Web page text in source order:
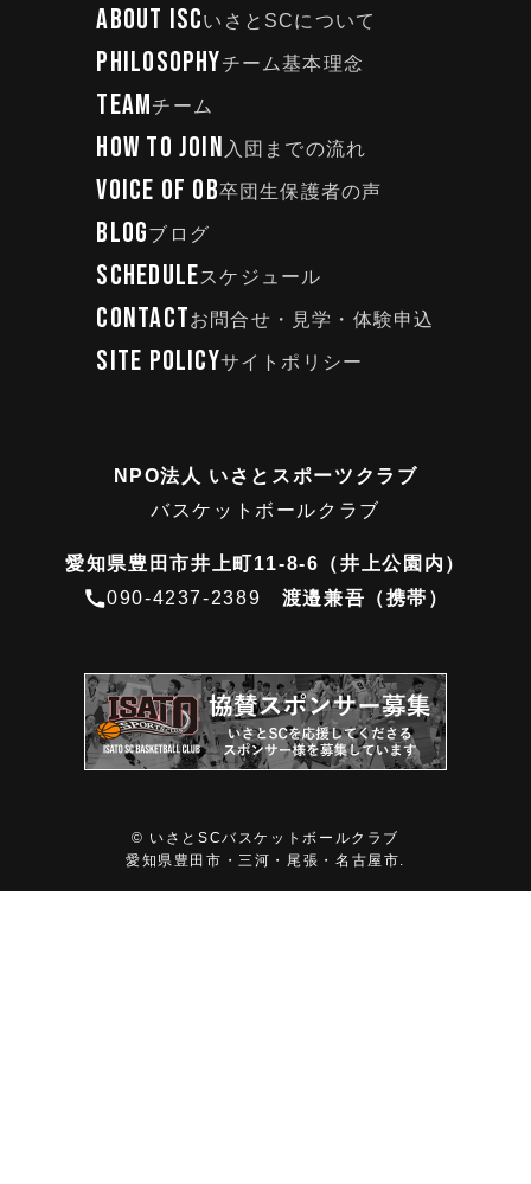
ABOUT ISCいさとSCについて
PHILOSOPHYチーム基本理念
TEAMチーム
HOW TO JOIN 入団までの流れ
VOICE OF OB卒団生保護者の声
BLOGブログ
SCHEDULEスケジュール
CONTACTお問合せ・見学・体験申込
SITE POLICYサイトポリシー
NPO法人 いさとスポーツクラブ
バスケットボールクラブ
愛知県豊田市井上町11-8-6（井上公園内）
090-4237-2389 渡邉兼吾（携帯）
© いさとSCバスケットボールクラブ
愛知県豊田市・三河・尾張・名古屋市.